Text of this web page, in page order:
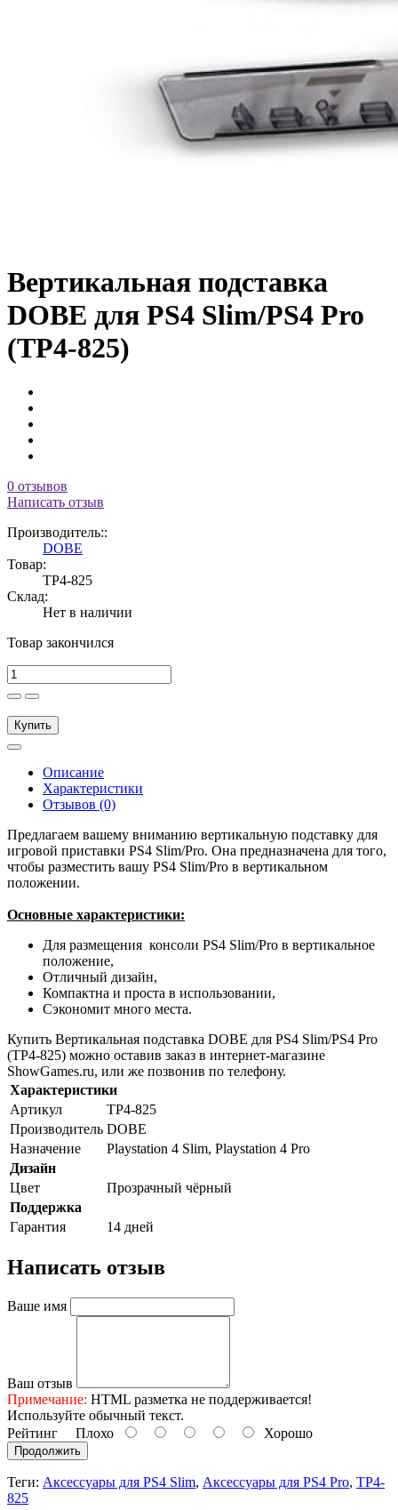
Вертикальная подставка
DOBE для PS4 Slim/PS4 Pro
(TP4-825)
0 отзывов
Написать отзыв
Производитель::
DOBE
Товар:
TP4-825
Склад:
Нет в наличии
Товар закончился
Купить
Описание
Характеристики
Отзывов (0)
Предлагаем вашему вниманию вертикальную подставку для
игровой приставки PS4 Slim/Pro. Она предназначена для того,
чтобы разместить вашу PS4 Slim/Pro в вертикальном
положении.
Основные характеристики:
Для размещения консоли PS4 Slim/Pro в вертикальное
положение,
Отличный дизайн,
Компактна и проста в использовании,
Сэкономит много места.
Купить Вертикальная подставка DOBE для PS4 Slim/PS4 Pro
(TP4-825) можно оставив заказ в интернет-магазине
ShowGames.ru, или же позвонив по телефону.
Характеристики
Артикул
TP4-825
Производитель DOBE
Назначение
Playstation 4 Slim, Playstation 4 Pro
Дизайн
Цвет
Прозрачный чёрный
Поддержка
Гарантия
14 дней
Написать отзыв
Ваше имя
Ваш отзыв
Примечание: HTML разметка не поддерживается!
Используйте обычный текст.
Рейтинг Плохо Хорошо
Продолжить
Теги: Аксессуары для PS4 Slim, Аксессуары для PS4 Pro, TP4-
825